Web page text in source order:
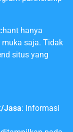
hanya
saja. Tidak
situs yang
Jasa: Informasi